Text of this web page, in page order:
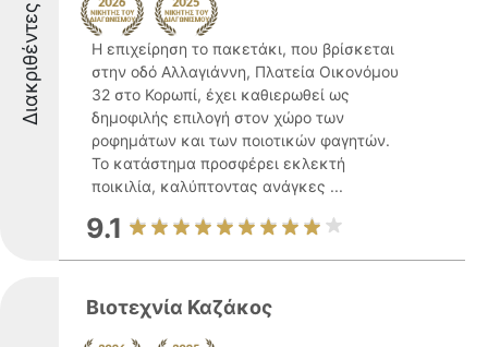
Διακριθέντες
Η επιχείρηση το πακετάκι, που βρίσκεται
στην οδό Αλλαγιάννη, Πλατεία Οικονόμου
32 στο Κορωπί, έχει καθιερωθεί ως
δημοφιλής επιλογή στον χώρο των
ροφημάτων και των ποιοτικών φαγητών.
Το κατάστημα προσφέρει εκλεκτή
ποικιλία, καλύπτοντας ανάγκες ...
9.1
Βιοτεχνία Καζάκος